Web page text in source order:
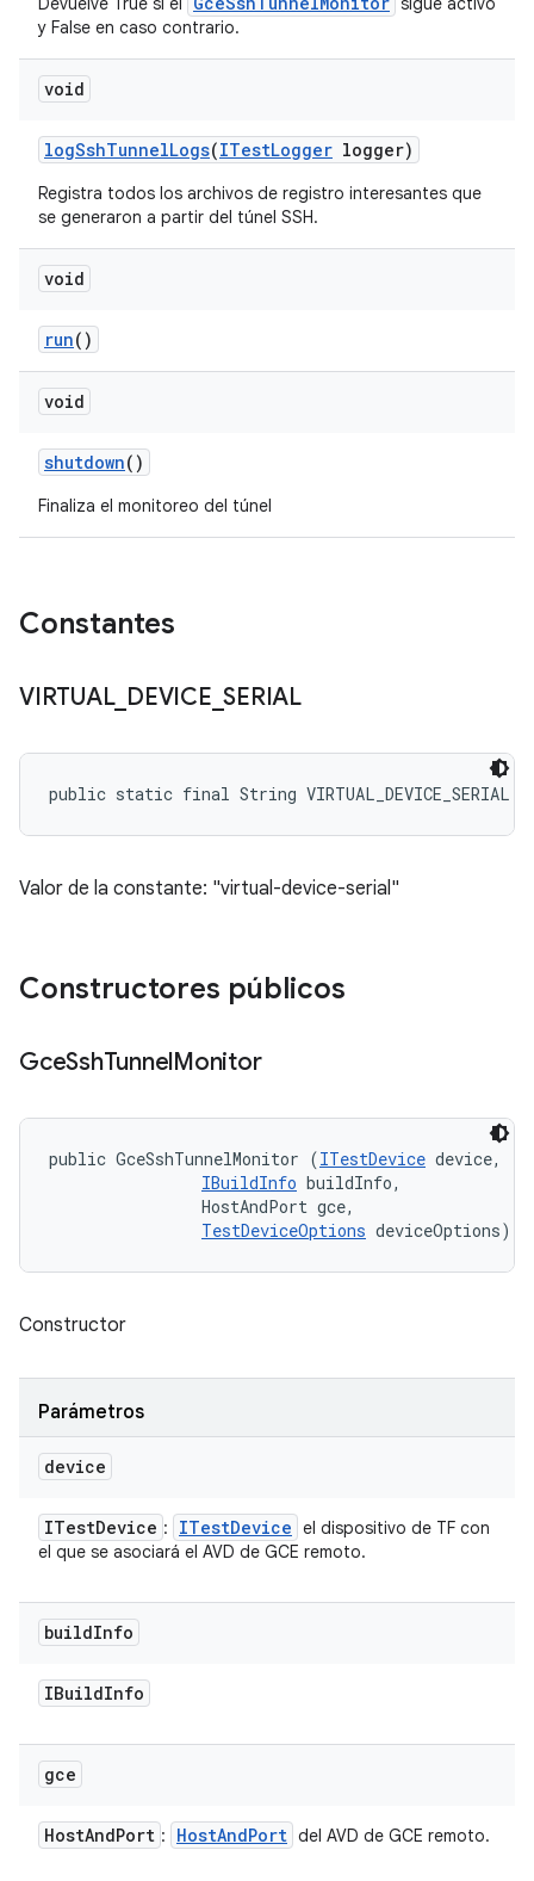
y False en caso contrario.
void
logSshTunnelLogs(ITestLogger logger)
Registra todos los archivos de registro interesantes que
se generaron a partir del túnel SSH.
void
run()
void
shutdown()
Finaliza el monitoreo del túnel
Constantes
VIRTUAL_ DEVICE _SERIAL
public static final String VIRTUAL_DEVICE_SERIAL
Valor de la constante: "virtual-device-serial"
Constructores públicos
GceSshTunnelMonitor
public GceSshTunnelMonitor (ITestDevice device,
IBuildInfo buildInfo,
                HostAndPort gce,
TestDeviceOptions deviceOptions)
Constructor
Parámetros
device
ITestDevice : ITestDevice el dispositivo de TF con
el que se asociará el AVD de GCE remoto.
buildInfo
IBuildInfo
gce
HostAndPort : HostAndPort del AVD de GCE remoto.